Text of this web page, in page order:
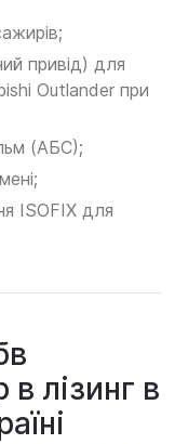
привід) для
Outlander при
(АБС);
ISOFIX для
в лізинг в